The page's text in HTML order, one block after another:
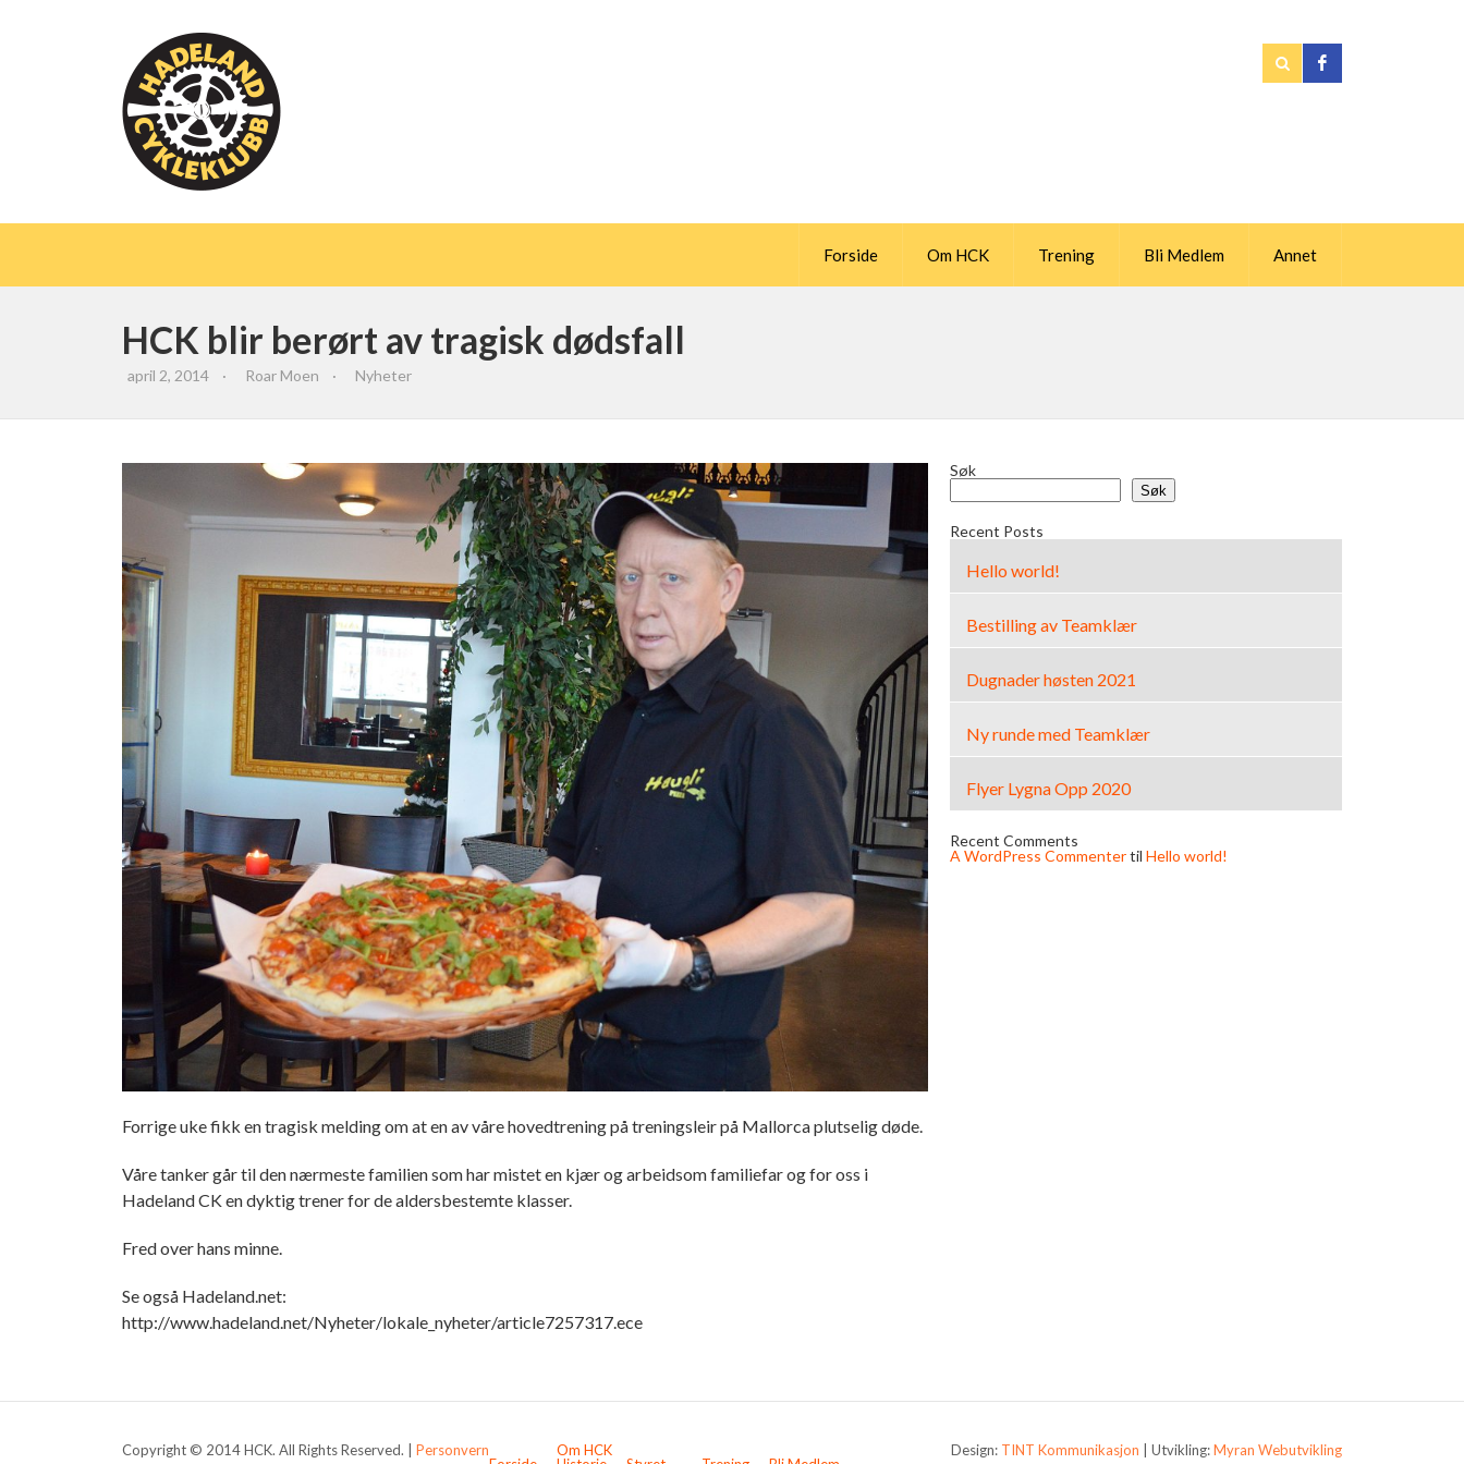
Forside Om HCK Trening Bli Medlem Annet
HCK blir berørt av tragisk dødsfall
april 2, 2014 · Roar Moen · Nyheter
Forrige uke fikk en tragisk melding om at en av våre hovedtrening på treningsleir på Mallorca plutselig døde.
Våre tanker går til den nærmeste familien som har mistet en kjær og arbeidsom familiefar og for oss i
Hadeland CK en dyktig trener for de aldersbestemte klasser.
Fred over hans minne.
Se også Hadeland.net:
http://www.hadeland.net/Nyheter/lokale_nyheter/article7257317.ece
Søk
Søk
Recent Posts
Hello world!
Bestilling av Teamklær
Dugnader høsten 2021
Ny runde med Teamklær
Flyer Lygna Opp 2020
Recent Comments
A WordPress Commentertil Hello world!
Copyright © 2014 HCK. All Rights Reserved. | Personvern Design: TINT Kommunikasjon | Utvikling:Myran Webutvikling
Om HCK